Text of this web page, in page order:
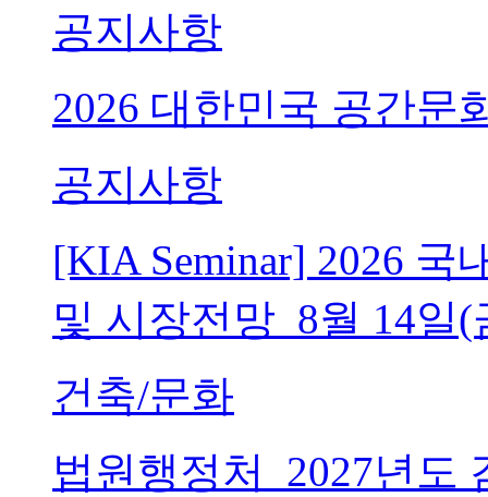
공지사항
2026 대한민국 공간문
공지사항
[KIA Seminar] 2026 국
및 시장전망_8월 14일(
건축/문화
법원행정처_2027년도